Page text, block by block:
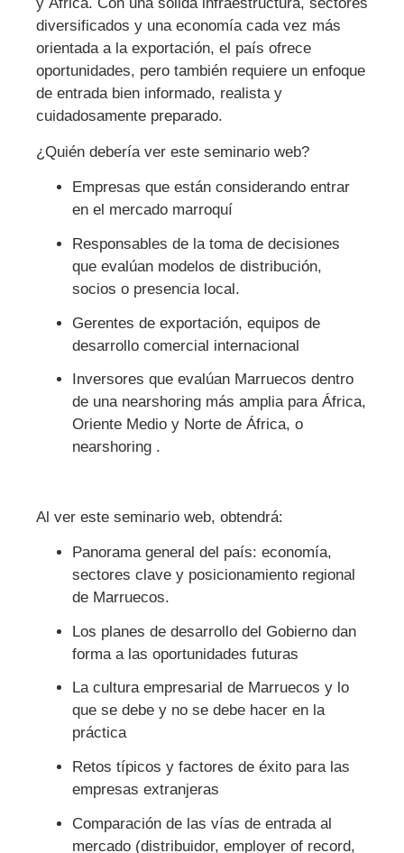
y África. Con una sólida infraestructura, sectores
diversificados y una economía cada vez más
orientada a la exportación, el país ofrece
oportunidades, pero también requiere un enfoque
de entrada bien informado, realista y
cuidadosamente preparado.
¿Quién debería ver este seminario web?
Empresas que están considerando entrar
en el mercado marroquí
Responsables de la toma de decisiones
que evalúan modelos de distribución,
socios o presencia local.
Gerentes de exportación, equipos de
desarrollo comercial internacional
Inversores que evalúan Marruecos dentro
de una nearshoring más amplia para África,
Oriente Medio y Norte de África, o
nearshoring .
Al ver este seminario web, obtendrá:
Panorama general del país: economía,
sectores clave y posicionamiento regional
de Marruecos.
Los planes de desarrollo del Gobierno dan
forma a las oportunidades futuras
La cultura empresarial de Marruecos y lo
que se debe y no se debe hacer en la
práctica
Retos típicos y factores de éxito para las
empresas extranjeras
Comparación de las vías de entrada al
mercado (distribuidor, employer of record,